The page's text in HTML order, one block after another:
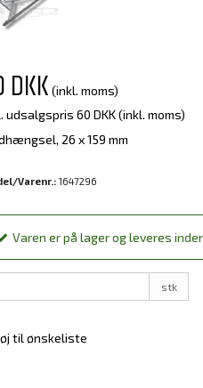
DKK (inkl. moms)
udsalgspris 60 DKK(inkl. moms)
26 x 159 mm
Varenr.: 1647296
Varen er på lager og leveres
stk
til ønskeliste